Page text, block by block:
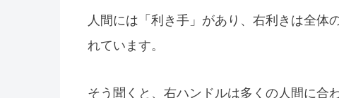
人間には「利き手」があり、右利きは全体
れています。
そう聞くと、右ハンドルは多くの人間に合